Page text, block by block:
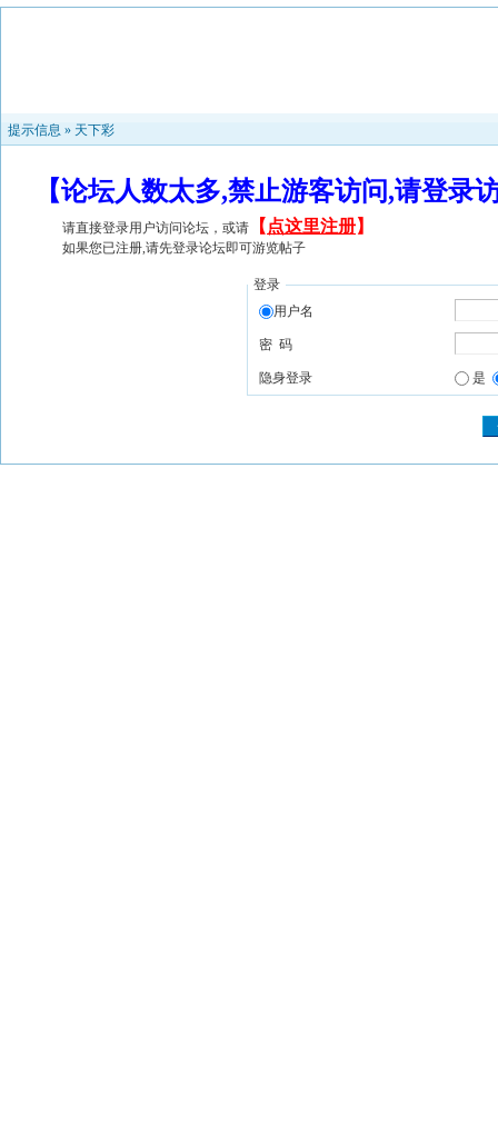
提示信息 » 天下彩
【论坛人数太多,禁止游客访问,请登
请直接登录用户访问论坛，或请 【 点这里注册】
如果您已注册,请先登录论坛即可游览帖子
登录
用户名
密 码
隐身登录 是